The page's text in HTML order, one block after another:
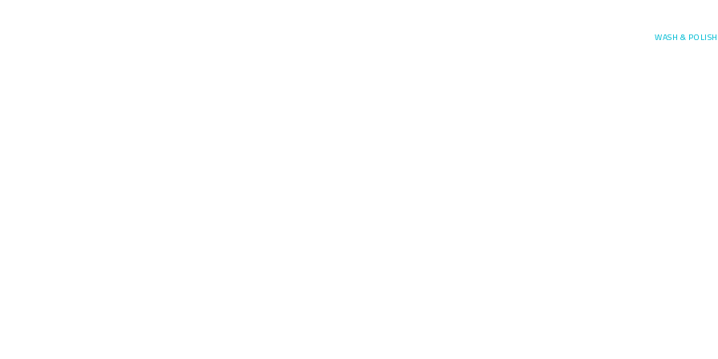
WASH & POLISH